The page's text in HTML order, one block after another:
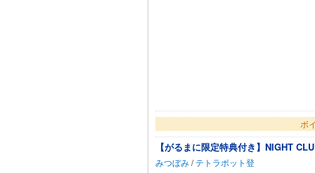
ボ
【がるまに限定特典付き】NIGHT
みつぼみ/テトラポット登